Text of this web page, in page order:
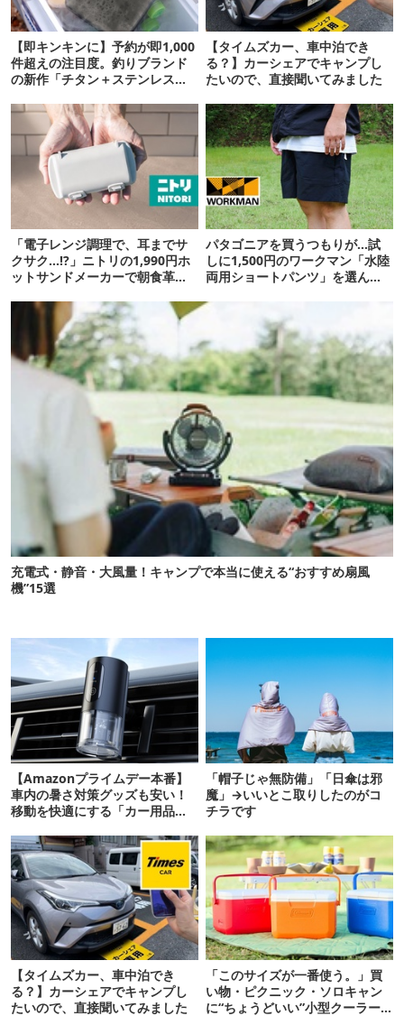
【即キンキンに】予約が即1,000
件超えの注目度。釣りブランド
の新作「チタン＋ステンレスの
【タイムズカー、車中泊でき
る？】カーシェアでキャンプし
たいので、直接聞いてみました
「電子レンジ調理で、耳までサ
クサク…!?」ニトリの1,990円ホ
ットサンドメーカーで朝食革命
パタゴニアを買うつもりが…試
しに1,500円のワークマン「水陸
両用ショートパンツ」を選んだ
充電式・静音・大風量！キャンプで本当に使える“おすすめ扇風
機”15選
【Amazonプライムデー本番】
車内の暑さ対策グッズも安い！
移動を快適にする「カー用品」
「帽子じゃ無防備」「日傘は邪
魔」→いいとこ取りしたのがコ
チラです
【タイムズカー、車中泊でき
る？】カーシェアでキャンプし
たいので、直接聞いてみました
「このサイズが一番使う。」買
い物・ピクニック・ソロキャン
に“ちょうどいい”小型クーラー